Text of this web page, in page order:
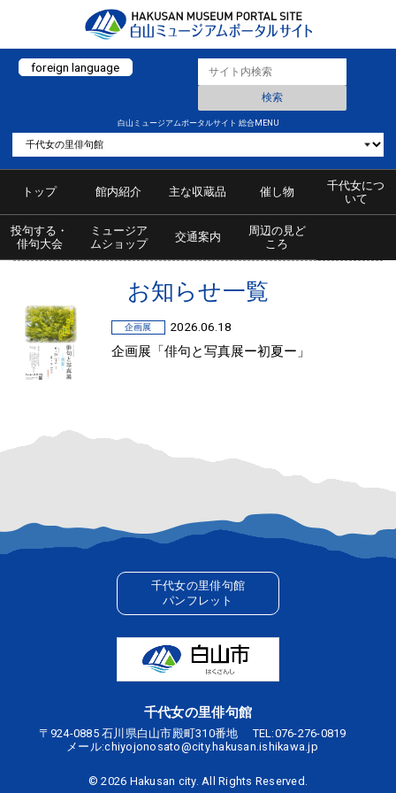
foreign language
白山ミュージアムポータルサイト 総合MENU
トップ 館内紹介 主な収蔵品 催し物
千代女につ
いて
投句する・
俳句大会
ミュージア
ムショップ
交通案内
周辺の見ど
ころ
お知らせ一覧
企画展 2026.06.18
企画展「俳句と写真展ー初夏ー」
千代女の里俳句館
パンフレット
千代女の里俳句館
〒924-0885 石川県白山市殿町310番地 TEL:076-276-0819
メール:chiyojonosato@city.hakusan.ishikawa.jp
©2026 Hakusan city. All Rights Reserved.